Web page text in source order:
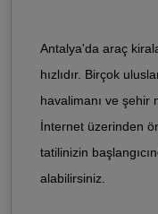
Antalya'da araç
hızlıdır. Birçok
havalimanı ve şehir
İnternet üzerinden
tatilinizin
alabilirsiniz.